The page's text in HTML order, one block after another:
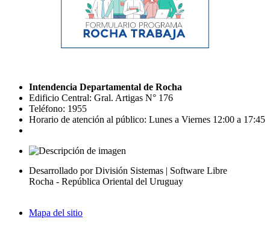
Intendencia Departamental de Rocha
Edificio Central: Gral. Artigas N° 176
Teléfono: 1955
Horario de atención al público: Lunes a Viernes 12:00 a 17:45
Desarrollado por División Sistemas | Software Libre
Rocha - República Oriental del Uruguay
Mapa del sitio